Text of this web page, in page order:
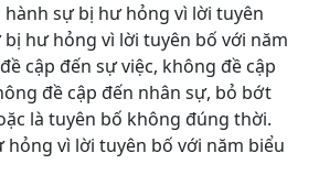
hành sự bị hư hỏng vì lời tuyên
bị hư hỏng vì lời tuyên bố với năm
cập đến sự việc, không đề cập
đề cập đến nhân sự, bỏ bớt
là tuyên bố không đúng thời.
hỏng vì lời tuyên bố với năm biểu